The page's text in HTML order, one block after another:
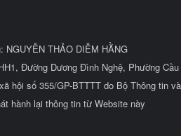
NGUYỄN THẢO DIỄM HẰNG
Đường Dương Đình Nghệ, Phường
hội số 355/GP-BTTTT do Bộ Thông tin
hành lại thông tin từ Website này